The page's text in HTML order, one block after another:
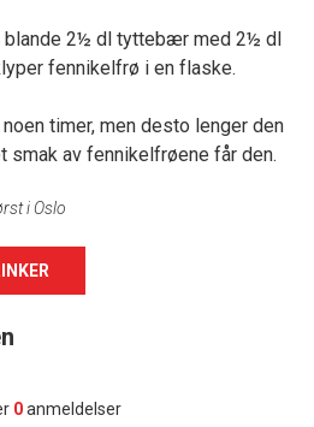
blande 2½ dl tyttebær med 2½ dl
fennikelfrø i en flaske.
timer, men desto lenger den
smak av fennikelfrøene får den.
i Oslo
0anmeldelser